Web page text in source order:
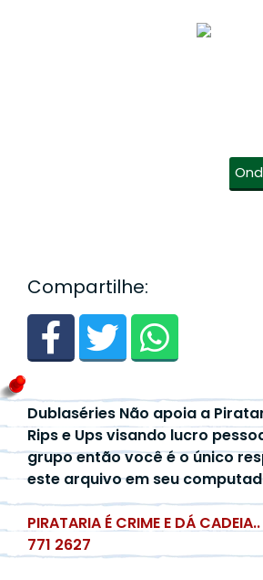
Compartilhe:
Dublaséries Não apoia a
Rips e Ups visando lucro
grupo então você é o único
este arquivo em seu
PIRATARIA É CRIME E DÁ
771 2627